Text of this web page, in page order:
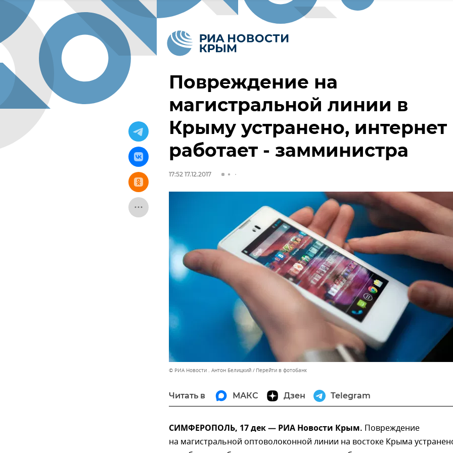
Повреждение на
магистральной линии в
Крыму устранено, интернет
работает - замминистра
17:52 17.12.2017
© РИА Новости . Антон Белицкий Перейти в фотобанк
Читать в МАКС Дзен Telegram
СИМФЕРОПОЛЬ, 17 дек — РИА Новости Крым. Повреждение
на магистральной оптоволоконной линии на востоке Крыма